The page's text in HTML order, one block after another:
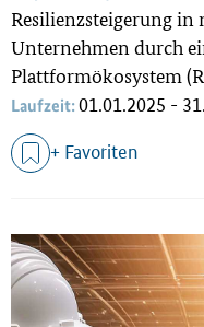
Resilienzsteigerung
Unternehmen durch
Plattformökosystem
Laufzeit:01.01.2025 -
+ Favoriten